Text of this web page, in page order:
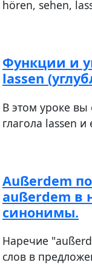
hören, sehen,
Функции и
lassen
В этом уроке вы
глагола lassen
Außerdem
außerdem в
синонимы.
Наречие
слов в